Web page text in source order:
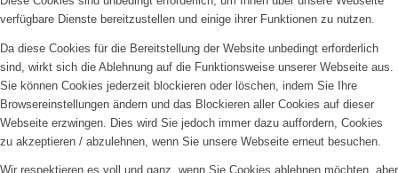
verfügbare Dienste bereitzustellen und einige ihrer Funktionen zu nutzen.
Da diese Cookies für die Bereitstellung der Website unbedingt erforderlich
sind, wirkt sich die Ablehnung auf die Funktionsweise unserer Webseite aus.
Sie können Cookies jederzeit blockieren oder löschen, indem Sie Ihre
Browsereinstellungen ändern und das Blockieren aller Cookies auf dieser
Webseite erzwingen. Dies wird Sie jedoch immer dazu auffordern, Cookies
zu akzeptieren / abzulehnen, wenn Sie unsere Webseite erneut besuchen.
Wir respektieren es voll und ganz, wenn Sie Cookies ablehnen möchten, aber